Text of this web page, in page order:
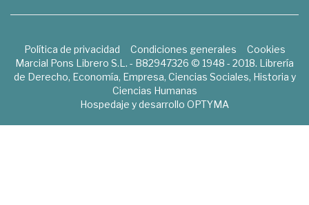
Política de privacidad Condiciones generales
Cookies
Marcial Pons Librero S.L. - B82947326 © 1948 - 2018. Librería
de Derecho, Economía, Empresa, Ciencias Sociales, Historia y
Ciencias Humanas
Hospedaje y desarrollo OPTYMA